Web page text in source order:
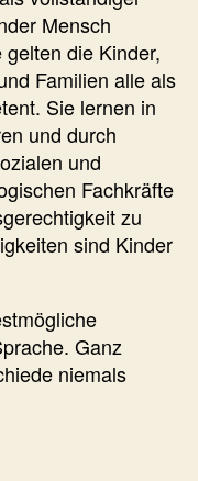
Mensch
die Kinder,
Familien alle als
Sie lernen in
und durch
und
Fachkräfte
zu
sind Kinder
Ganz
niemals